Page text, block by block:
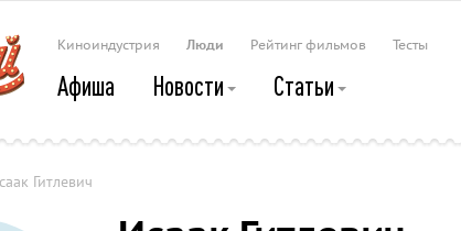
Киноиндустрия Люди Рейтинг фильмов Тесты
Афиша Новости Статьи
Гитлевич